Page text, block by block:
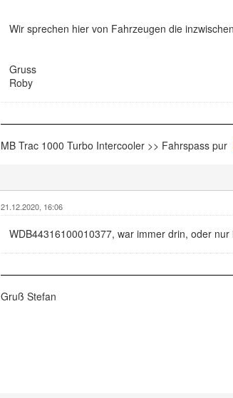
Wir sprechen hier von Fahrzeugen die
Gruss
Roby
MB Trac 1000 Turbo Intercooler >> Fahrspass pur
21.12.2020, 16:06
WDB44316100010377, war immer drin, oder
Gruß Stefan